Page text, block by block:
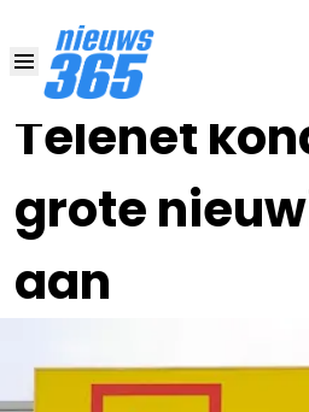
Telenet
grote
aan
16 DEC 2025, 19:00